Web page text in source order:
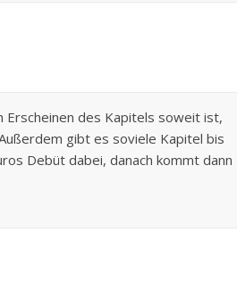
Erscheinen des Kapitels soweit ist,
gibt es soviele Kapitel bis
Debüt dabei, danach kommt dann